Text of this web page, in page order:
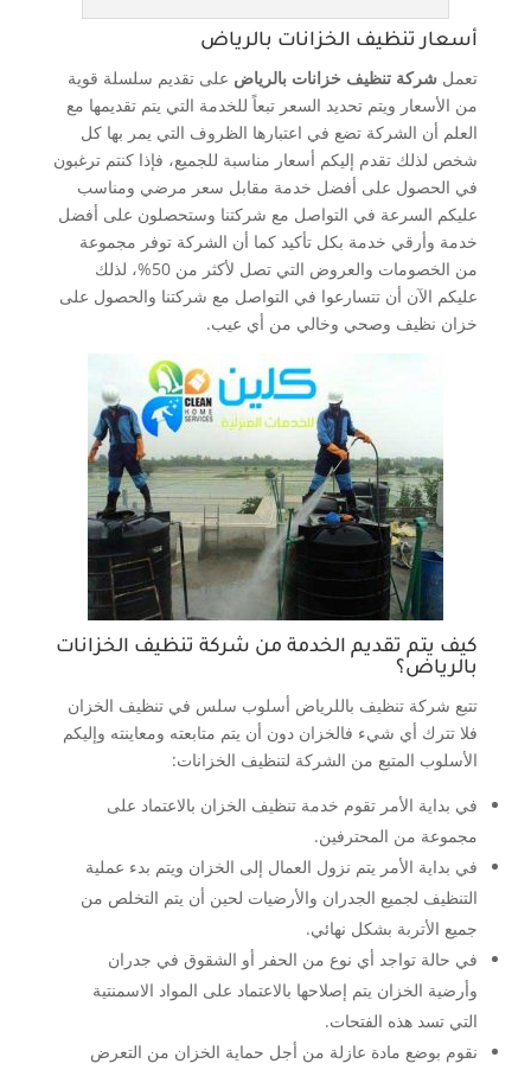
أسعار تنظيف الخزانات بالرياض
تعمل شركة تنظيف خزانات بالرياض على تقديم سلسلة قوية
من الأسعار ويتم تحديد السعر تبعاً للخدمة التي يتم تقديمها مع
العلم أن الشركة تضع في اعتبارها الظروف التي يمر بها كل
شخص لذلك تقدم إليكم أسعار مناسبة للجميع، فإذا كنتم ترغبون
في الحصول على أفضل خدمة مقابل سعر مرضي ومناسب
عليكم السرعة في التواصل مع شركتنا وستحصلون على أفضل
خدمة وأرقي خدمة بكل تأكيد كما أن الشركة توفر مجموعة
من الخصومات والعروض التي تصل لأكثر من 50%، لذلك
عليكم الآن أن تتسارعوا في التواصل مع شركتنا والحصول على
خزان نظيف وصحي وخالي من أي عيب.
كيف يتم تقديم الخدمة من شركة تنظيف الخزانات
بالرياض؟
تتبع شركة تنظيف باللرياض أسلوب سلس في تنظيف الخزان
فلا تترك أي شيء فالخزان دون أن يتم متابعته ومعاينته وإليكم
الأسلوب المتبع من الشركة لتنظيف الخزانات:
في بداية الأمر تقوم خدمة تنظيف الخزان بالاعتماد على
مجموعة من المحترفين.
في بداية الأمر يتم نزول العمال إلى الخزان ويتم بدء عملية
التنظيف لجميع الجدران والأرضيات لحين أن يتم التخلص من
جميع الأتربة بشكل نهائي.
في حالة تواجد أي نوع من الحفر أو الشقوق في جدران
وأرضية الخزان يتم إصلاحها بالاعتماد على المواد الاسمنتية
التي تسد هذه الفتحات.
نقوم بوضع مادة عازلة من أجل حماية الخزان من التعرض